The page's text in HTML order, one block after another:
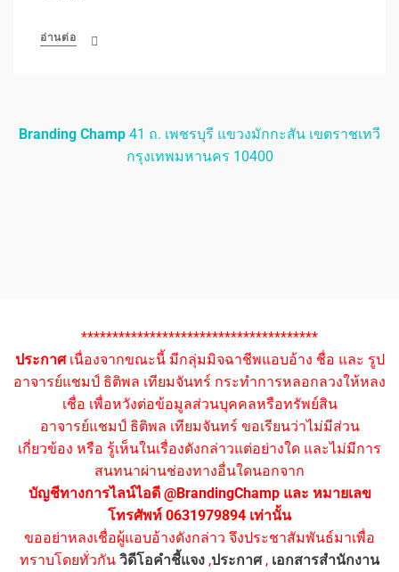
อ่านต่อ
Branding Champ 41 ถ. เพชรบุรี แขวงมักกะสัน เขตราชเทวี
กรุงเทพมหานคร 10400
**************************************
ประกาศเนื่องจากขณะนี้ มีกลุ่มมิจฉาชีพแอบอ้าง ชื่อ และ รูป
อาจารย์แชมป์ ธิติพล เทียมจันทร์ กระทำการหลอกลวงให้หลง
เชื่อ เพื่อหวังต่อข้อมูลส่วนบุคคลหรือทรัพย์สิน
อาจารย์แชมป์ ธิติพล เทียมจันทร์ ขอเรียนว่าไม่มีส่วน
เกี่ยวข้อง หรือ รู้เห็นในเรื่องดังกล่าวแต่อย่างใด และไม่มีการ
สนทนาผ่านช่องทางอื่นใดนอกจาก
บัญชีทางการไลน์ไอดี @BrandingChamp และ หมายเลข
โทรศัพท์ 0631979894 เท่านั้น
ขออย่าหลงเชื่อผู้แอบอ้างดังกล่าว จึงประชาสัมพันธ์มาเพื่อ
ทราบโดยทั่วกัน วิดีโอคำชี้แจง ,ประกาศ, เอกสารสำนักงาน